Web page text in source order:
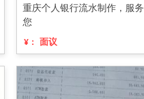
重庆个人银行流水制作，服
您
¥： 面议